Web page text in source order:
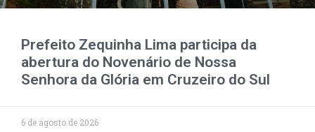
Prefeito Zequinha Lima participa da
abertura do Novenário de Nossa
Senhora da Glória em Cruzeiro do Sul
6 de agosto de 2026